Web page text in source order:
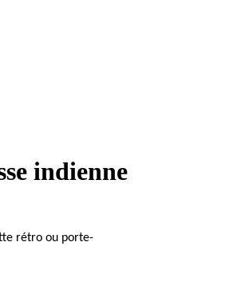
indienne
rétro ou porte-